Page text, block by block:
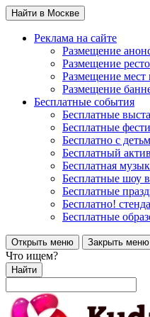
Найти в Москве
Реклама на сайте
Размещение
Размещение
Размещение
Размещение
Бесплатные события
Бесплатные
Бесплатные
Бесплатно с
Бесплатный
Бесплатная
Бесплатные шоу
Бесплатные
Бесплатно!
Бесплатные
Открыть меню Закрыть меню
Что ищем?
Найти